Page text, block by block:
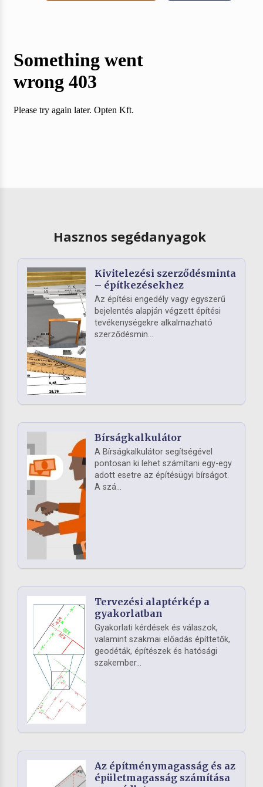
Hasznos segédanyagok
Kivitelezési szerződésminta
– építkezésekhez
Az építési engedély vagy egyszerű
bejelentés alapján végzett építési
tevékenységekre alkalmazható
szerződésmin...
Bírságkalkulátor
A Bírságkalkulátor segítségével
pontosan ki lehet számítani egy-egy
adott esetre az építésügyi bírságot.
A szá...
Tervezési alaptérkép a
gyakorlatban
Gyakorlati kérdések és válaszok,
valamint szakmai előadás építtetők,
geodéták, építészek és hatósági
szakember...
Az építménymagasság és az
épületmagasság számítása